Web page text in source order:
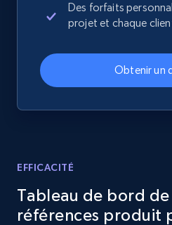
Home Depot US -
specific category URL
URL, Domain, Country
Sku, Product id, Product
and more.
Amazon products global
Title, Seller name, Brand,
Des forfaits
projet et chaque
Obtenir un
EFFICACITÉ
Tableau de bord de
références produit